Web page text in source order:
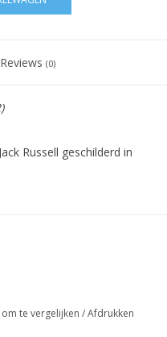
Reviews (0)
Russell geschilderd in
te vergelijken /Afdrukken